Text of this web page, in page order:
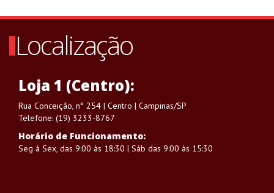
Localização
Loja 1 (Centro):
Rua Conceição, n° 254 | Centro | Campinas/SP
Telefone: (19) 3233-8767
Horário de Funcionamento:
Seg à Sex, das 9:00 às 18:30 | Sáb das 9:00 às 15:30